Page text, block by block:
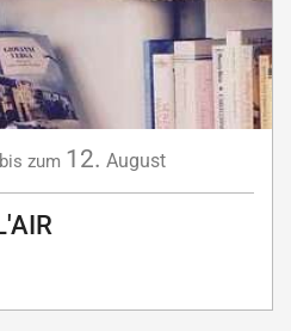
bis zum 12. August